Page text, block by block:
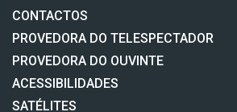
CONTACTOS
PROVEDORA DO TELESPECTADOR
PROVEDORA DO OUVINTE
ACESSIBILIDADES
SATÉLITES